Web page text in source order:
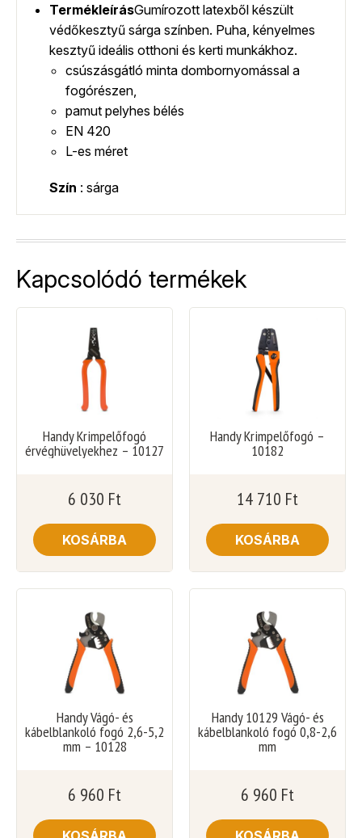
TermékleírásGumírozott latexből készült
védőkesztyű sárga színben. Puha, kényelmes
kesztyű ideális otthoni és kerti munkákhoz.
csúszásgátló minta dombornyomással a
fogórészen,
pamut pelyhes bélés
EN 420
L-es méret
Szín : sárga
Kapcsolódó termékek
Handy Krimpelőfogó
érvéghüvelyekhez – 10127
6 030 Ft
KOSÁRBA
Handy Krimpelőfogó –
10182
14 710 Ft
KOSÁRBA
Handy Vágó- és
kábelblankoló fogó 2,6-5,2
mm – 10128
6 960 Ft
Handy 10129 Vágó- és
kábelblankoló fogó 0,8-2,6
mm
6 960 Ft